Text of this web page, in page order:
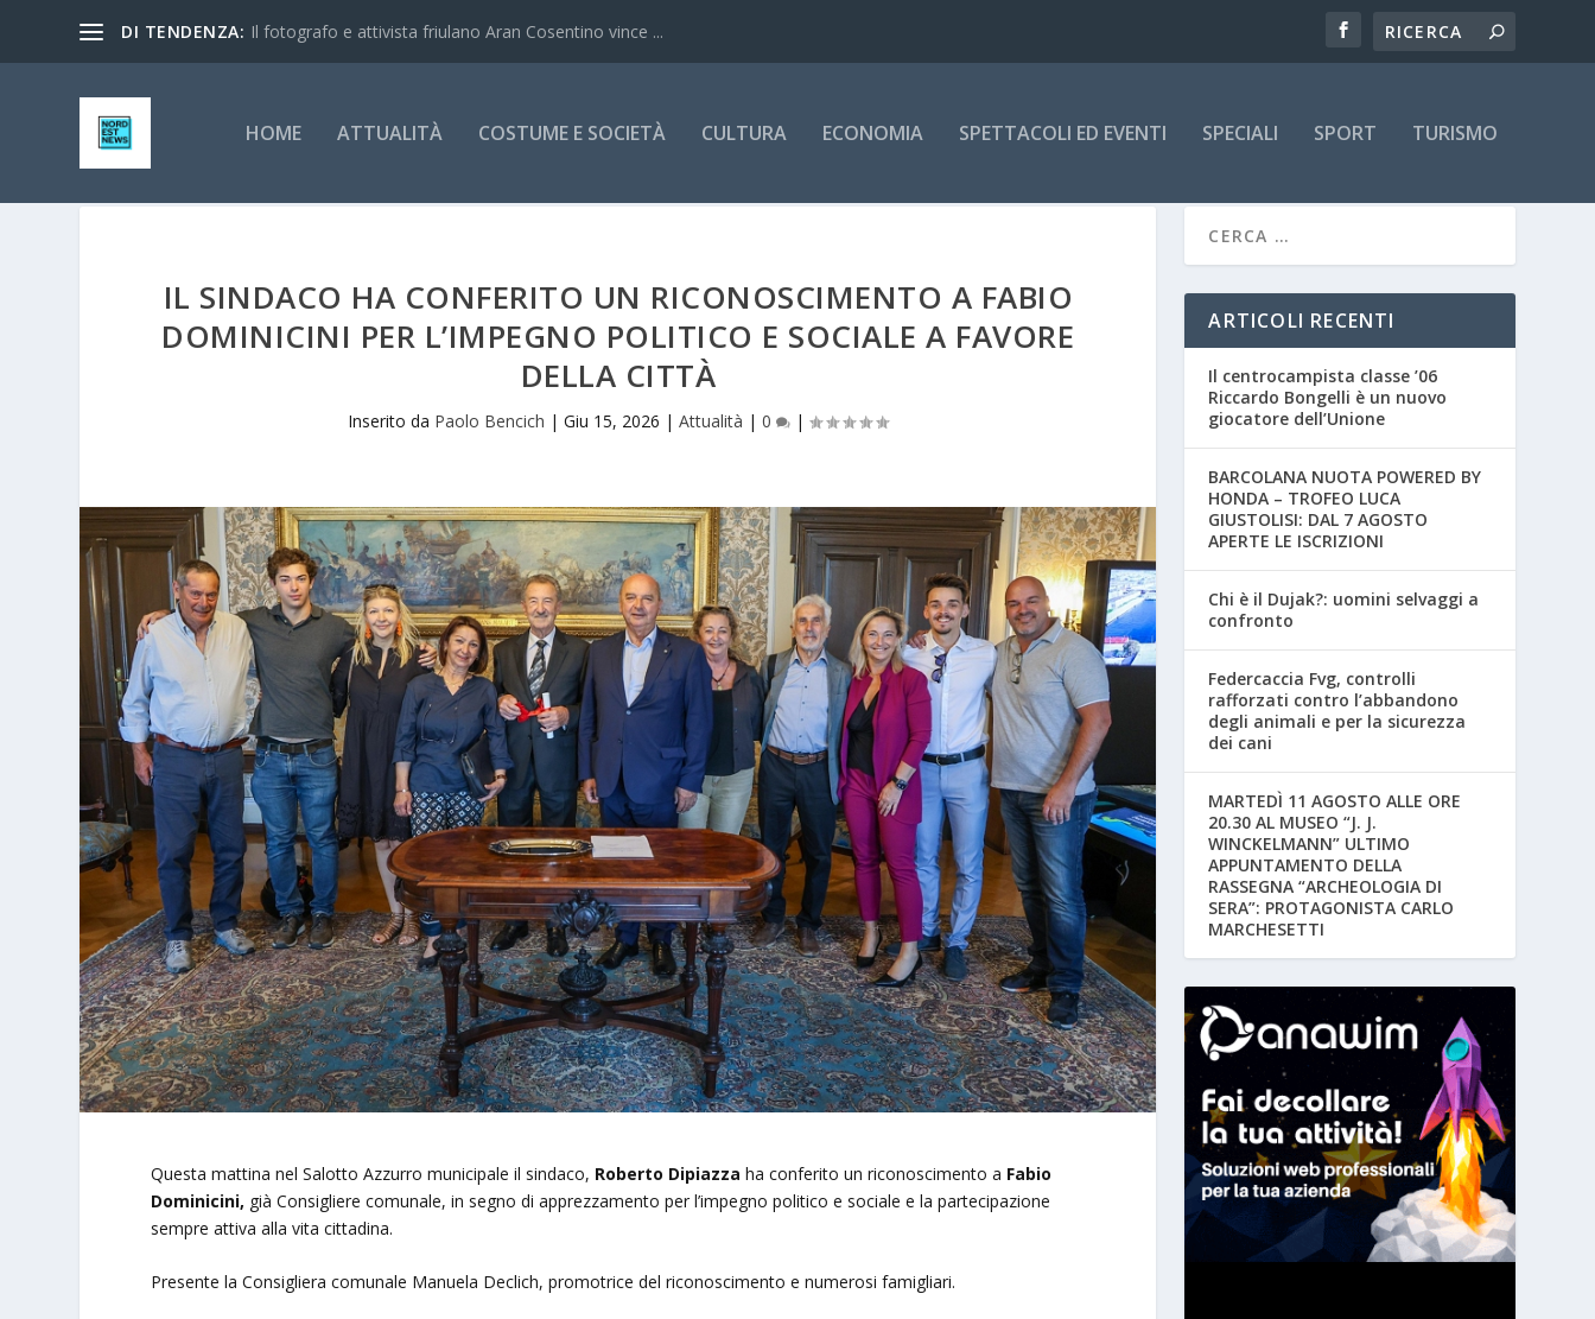
DI TENDENZA: Il fotografo e attivista friulano Aran Cosentino vince ...
HOME ATTUALITÀ COSTUME E SOCIETÀ CULTURA ECONOMIA SPETTACOLI ED EVENTI SPECIALI SPORT TURISMO
IL SINDACO HA CONFERITO UN RICONOSCIMENTO A FABIO
DOMINICINI PER L’IMPEGNO POLITICO E SOCIALE A FAVORE
DELLA CITTÀ
Inserito da Paolo Bencich |Giu 15, 2026 |Attualità |0 |
Questa mattina nel Salotto Azzurro municipale il sindaco, Roberto Dipiazza ha conferito un riconoscimento a Fabio
Dominicini, già Consigliere comunale, in segno di apprezzamento per l’impegno politico e sociale e la partecipazione
sempre attiva alla vita cittadina.
Presente la Consigliera comunale Manuela Declich, promotrice del riconoscimento e numerosi famigliari.
ARTICOLI RECENTI
Il centrocampista classe ’06
Riccardo Bongelli è un nuovo
giocatore dell’Unione
BARCOLANA NUOTA POWERED BY
HONDA – TROFEO LUCA
GIUSTOLISI: DAL 7 AGOSTO
APERTE LE ISCRIZIONI
Chi è il Dujak?: uomini selvaggi a
confronto
Federcaccia Fvg, controlli
rafforzati contro l’abbandono
degli animali e per la sicurezza
dei cani
MARTEDÌ 11 AGOSTO ALLE ORE
20.30 AL MUSEO “J. J.
WINCKELMANN” ULTIMO
APPUNTAMENTO DELLA
RASSEGNA “ARCHEOLOGIA DI
SERA”: PROTAGONISTA CARLO
MARCHESETTI